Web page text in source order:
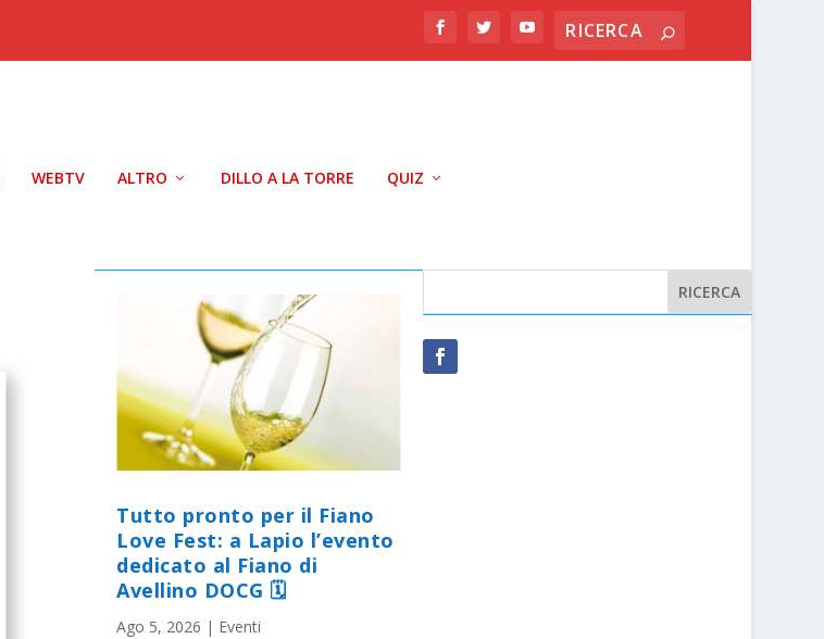
WEBTV ALTRO DILLO A LA TORRE QUIZ
Tutto pronto per il Fiano
Love Fest: a Lapio l’evento
dedicato al Fiano di
Avellino DOCG 🗓
Ago 5, 2026 | Eventi